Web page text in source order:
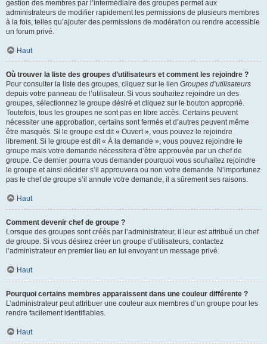
gestion des membres par l’intermédiaire des groupes permet aux
administrateurs de modifier rapidement les permissions de plusieurs membres
à la fois, telles qu’ajouter des permissions de modération ou rendre accessible
un forum privé.
Haut
Où trouver la liste des groupes d’utilisateurs et comment les rejoindre ?
Pour consulter la liste des groupes, cliquez sur le lien Groupes d’utilisateurs
depuis votre panneau de l’utilisateur. Si vous souhaitez rejoindre un des
groupes, sélectionnez le groupe désiré et cliquez sur le bouton approprié.
Toutefois, tous les groupes ne sont pas en libre accès. Certains peuvent
nécessiter une approbation, certains sont fermés et d’autres peuvent même
être masqués. Si le groupe est dit « Ouvert », vous pouvez le rejoindre
librement. Si le groupe est dit « À la demande », vous pouvez rejoindre le
groupe mais votre demande nécessitera d’être approuvée par un chef de
groupe. Ce dernier pourra vous demander pourquoi vous souhaitez rejoindre
le groupe et ainsi décider s’il approuvera ou non votre demande. N’importunez
pas le chef de groupe s’il annule votre demande, il a sûrement ses raisons.
Haut
Comment devenir chef de groupe ?
Lorsque des groupes sont créés par l’administrateur, il leur est attribué un chef
de groupe. Si vous désirez créer un groupe d’utilisateurs, contactez
l’administrateur en premier lieu en lui envoyant un message privé.
Haut
Pourquoi certains membres apparaissent dans une couleur différente ?
L’administrateur peut attribuer une couleur aux membres d’un groupe pour les
rendre facilement identifiables.
Haut